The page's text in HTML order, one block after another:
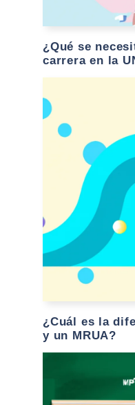
¿Qué se
carrera en la
¿Cuál es la
y un MRUA?